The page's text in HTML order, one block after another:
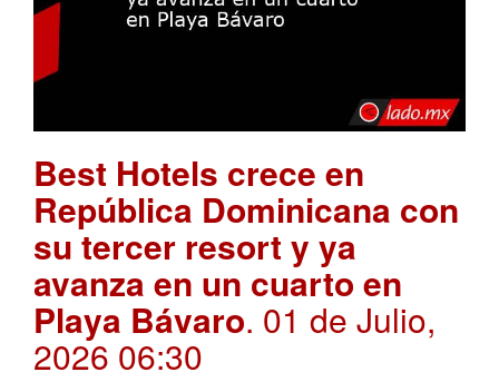
Best Hotels crece en
República Dominicana con
su tercer resort y ya
avanza en un cuarto en
Playa Bávaro. 01 de Julio,
2026 06:30